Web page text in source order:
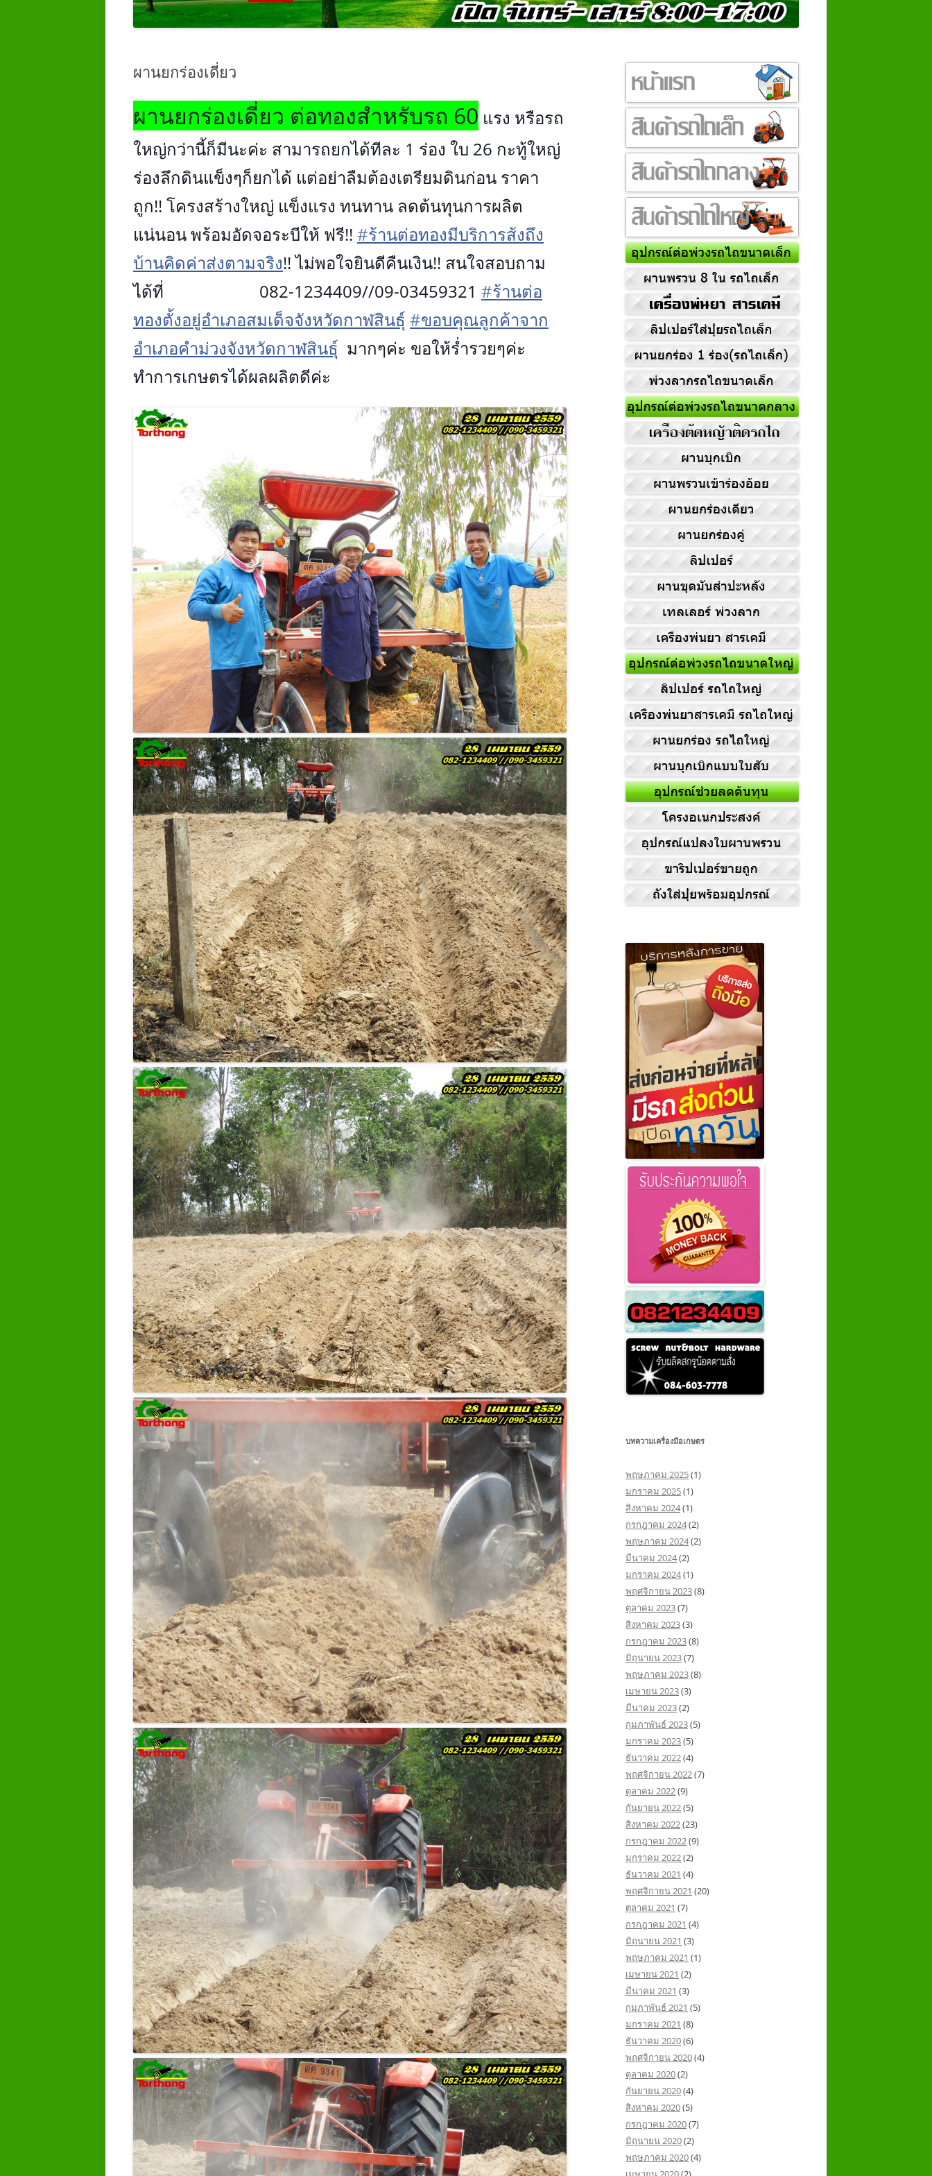
ผานยกร่องเดี่ยว
ผานยกร่องเดี่ยว ต่อทองสำหรับรถ 60 แรง หรือรถ
ใหญ่กว่านี้ก็มีนะค่ะ สามารถยกได้ทีละ 1 ร่อง ใบ 26 กะทู้ใหญ่
ร่องลึกดินแข็งๆก็ยกได้ แต่อย่าลืมต้องเตรียมดินก่อน ราคา
ถูก!! โครงสร้างใหญ่ แข็งแรง ทนทาน ลดต้นทุนการผลิต
แน่นอน พร้อมอัดจอระบีให้ ฟรี!! ‪#‎ร้านต่อทองมีบริการส้งถึง
บ้านคิดค่าส่งตามจริง‬!! ไม่พอใจยินดีคืนเงิน!! สนใจสอบถาม
ได้ที่ 082-1234409//09-03459321 ‪#‎ร้านต่อ
ทองตั้งอยู่อำเภอสมเด็จจังหวัดกาฬสินธุ์‬ ‪#‎ขอบคุณลูกค้าจาก
อำเภอคำม่วงจังหวัดกาฬสินธุ์‬ มากๆค่ะ ขอให้ร่ำรวยๆค่ะ
ทำการเกษตรได้ผลผลิตดีค่ะ
บทความเครื่องมือเกษตร
พฤษภาคม 2025(1)
มกราคม 2025(1)
สิงหาคม 2024(1)
กรกฎาคม 2024(2)
พฤษภาคม 2024(2)
มีนาคม 2024(2)
มกราคม 2024(1)
พฤศจิกายน 2023(8)
ตุลาคม 2023(7)
สิงหาคม 2023(3)
กรกฎาคม 2023(8)
มิถุนายน 2023(7)
พฤษภาคม 2023(8)
เมษายน 2023(3)
มีนาคม 2023(2)
กุมภาพันธ์ 2023(5)
มกราคม 2023(5)
ธันวาคม 2022(4)
พฤศจิกายน 2022(7)
ตุลาคม 2022(9)
กันยายน 2022(5)
สิงหาคม 2022(23)
กรกฎาคม 2022(9)
มกราคม 2022(2)
ธันวาคม 2021 (4)
พฤศจิกายน 2021 (20)
ตุลาคม 2021 (7)
กรกฎาคม 2021 (4)
มิถุนายน 2021 (3)
พฤษภาคม 2021 (1)
เมษายน 2021 (2)
มีนาคม 2021 (3)
กุมภาพันธ์ 2021 (5)
มกราคม 2021 (8)
ธันวาคม 2020(6)
พฤศจิกายน 2020(4)
ตุลาคม 2020(2)
กันยายน 2020(4)
สิงหาคม 2020(5)
กรกฎาคม 2020(7)
มิถุนายน 2020(2)
พฤษภาคม 2020(4)